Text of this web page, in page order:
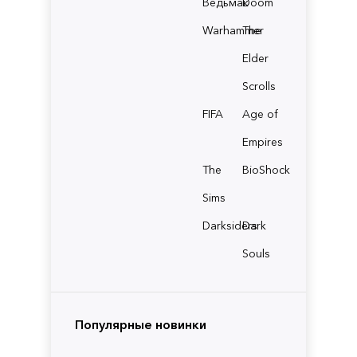
Warhammer
The
Elder
Scrolls
FIFA
Age of
Empires
The
Sims
BioShock
Darksiders
Dark
Souls
Популярные новинки